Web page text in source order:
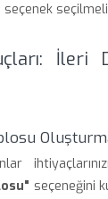
İleri
seçeneğini